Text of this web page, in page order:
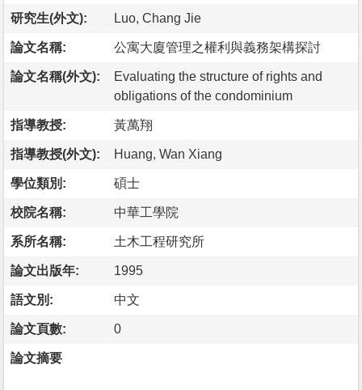
研究生(外文): Luo, Chang Jie
論文名稱: 公寓大廈管理之權利與義務架構探討
論文名稱(外文):
Evaluating the structure of rights and
obligations of the condominium
指導教授: 黃萬翔
指導教授(外文): Huang, Wan Xiang
學位類別: 碩士
校院名稱: 中華工學院
系所名稱: 土木工程研究所
論文出版年: 1995
語文別: 中文
論文頁數: 0
論文摘要